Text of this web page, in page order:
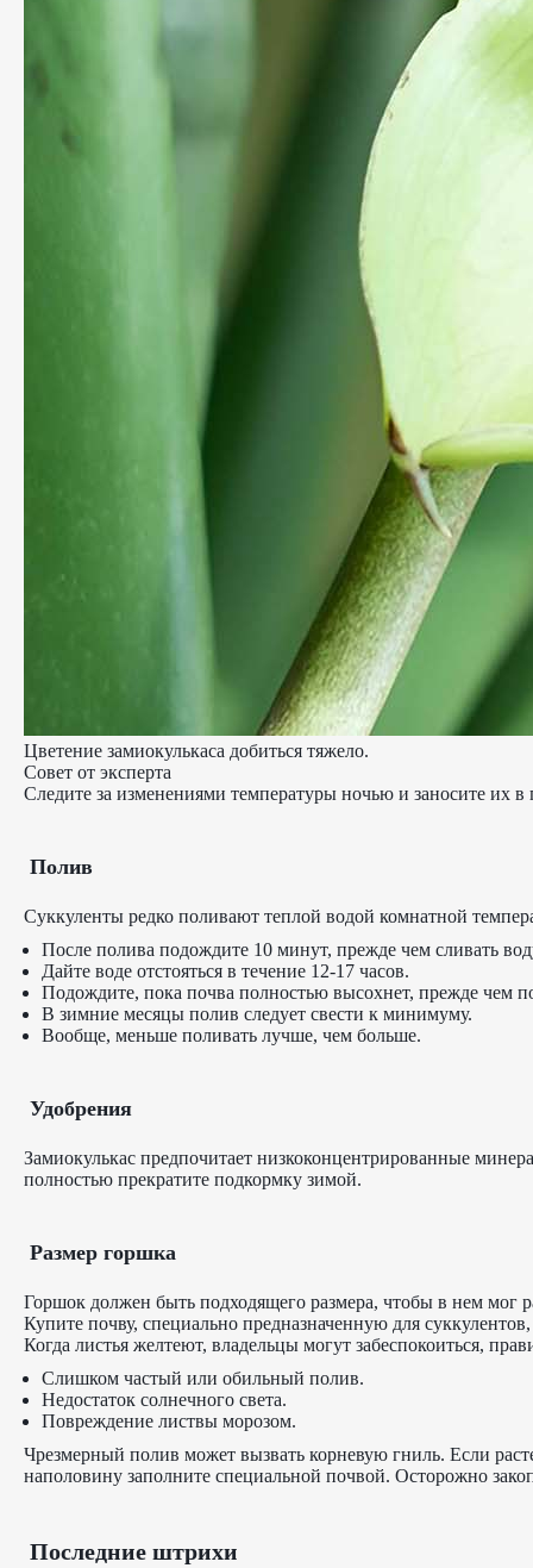
Цветение замиокулькаса добиться тяжело.
Совет от эксперта
Следите за изменениями температуры ночью и заносите их
Полив
Суккуленты редко поливают теплой водой комнатной
После полива подождите 10 минут, прежде чем сливать
Дайте воде отстояться в течение 12-17 часов.
Подождите, пока почва полностью высохнет, прежде чем
В зимние месяцы полив следует свести к минимуму.
Вообще, меньше поливать лучше, чем больше.
Удобрения
Замиокулькас предпочитает низкоконцентрированные
полностью прекратите подкормку зимой.
Размер горшка
Горшок должен быть подходящего размера, чтобы в нем мог
Купите почву, специально предназначенную для
Когда листья желтеют, владельцы могут забеспокоиться,
Слишком частый или обильный полив.
Недостаток солнечного света.
Повреждение листвы морозом.
Чрезмерный полив может вызвать корневую гниль. Если
наполовину заполните специальной почвой. Осторожно
Последние штрихи